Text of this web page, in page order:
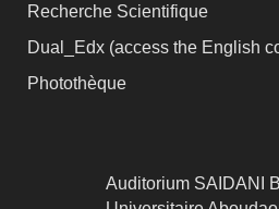
Recherche Scientifique
Dual_Edx (access the English
Photothèque
Auditorium SAIDANI